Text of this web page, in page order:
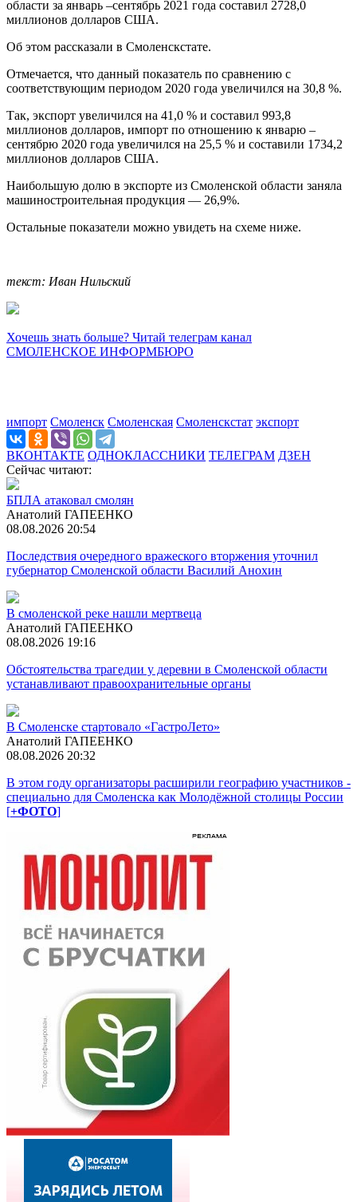
области за январь –сентябрь 2021 года составил 2728,0
миллионов долларов США.
Об этом рассказали в Смоленскстате.
Отмечается, что данный показатель по сравнению с
соответствующим периодом 2020 года увеличился на 30,8 %.
Так, экспорт увеличился на 41,0 % и составил 993,8
миллионов долларов, импорт по отношению к январю –
сентябрю 2020 года увеличился на 25,5 % и составили 1734,2
миллионов долларов США.
Наибольшую долю в экспорте из Смоленской области заняла
машиностроительная продукция — 26,9%.
Остальные показатели можно увидеть на схеме ниже.
текст: Иван Нильский
Хочешь знать больше? Читай телеграм канал
СМОЛЕНСКОЕ ИНФОРМБЮРО
импорт Смоленск Смоленская Смоленскстат экспорт
ВКОНТАКТЕ ОДНОКЛАССНИКИ ТЕЛЕГРАМ ДЗЕН
Сейчас читают:
БПЛА атаковал смолян
Анатолий ГАПЕЕНКО
08.08.2026 20:54
Последствия очередного вражеского вторжения уточнил
губернатор Смоленской области Василий Анохин
В смоленской реке нашли мертвеца
Анатолий ГАПЕЕНКО
08.08.2026 19:16
Обстоятельства трагедии у деревни в Смоленской области
устанавливают правоохранительные органы
В Смоленске стартовало «ГастроЛето»
Анатолий ГАПЕЕНКО
08.08.2026 20:32
В этом году организаторы расширили географию участников -
специально для Смоленска как Молодёжной столицы России
[+ФОТО]